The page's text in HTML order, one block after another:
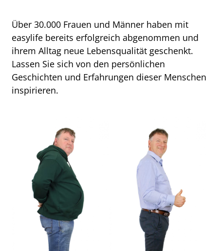
Über 30.000 Frauen und Männer haben mit
easylife bereits erfolgreich abgenommen und
ihrem Alltag neue Lebensqualität geschenkt.
Lassen Sie sich von den persönlichen
Geschichten und Erfahrungen dieser Menschen
inspirieren.